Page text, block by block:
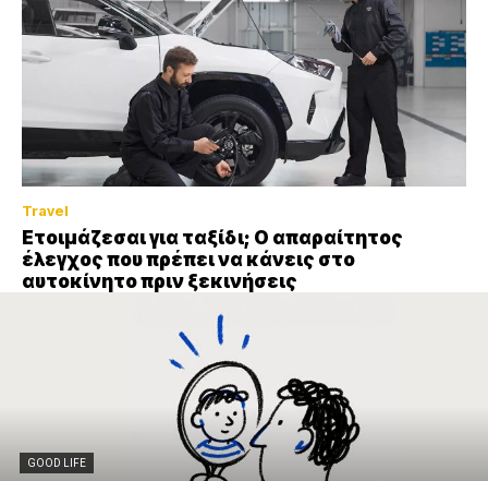
Travel
Ετοιμάζεσαι για ταξίδι; Ο απαραίτητος
έλεγχος που πρέπει να κάνεις στο
αυτοκίνητο πριν ξεκινήσεις
GOOD LIFE